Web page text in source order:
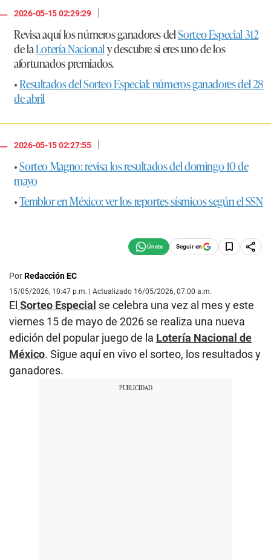
2026-05-15 02:29:29
|
Revisa aquí los números ganadores delSorteo Especial 312
de laLotería Nacionaly descubre si eres uno de los
afortunados premiados.
•Resultados del Sorteo Especial: números ganadores del 28
de abril
2026-05-15 02:27:55
|
•Sorteo Magno: revisa los resultados del domingo 10 de
mayo
•Temblor en México: ver los reportes sísmicos según el SSN
Seguir en
PorRedacción EC
15/05/2026, 10:47 p.m. | Actualizado 16/05/2026, 07:00 a.m.
El Sorteo Especial se celebra una vez al mes yeste
viernes 15 de mayo de 2026 se realiza una nueva
edición del popular juego de la Lotería Nacional de
México. Sigue aquí en vivo el sorteo, los resultados y
ganadores.